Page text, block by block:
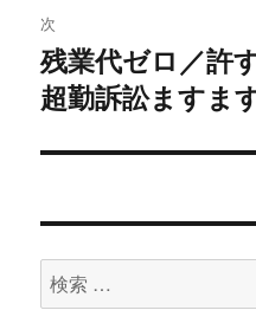
ゲ
ー
シ
ン
稿:
次
次
の
稿:
残業代ゼロ／許
超勤訴訟ますま
検
索